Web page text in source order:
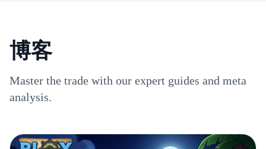
博客
Master the trade with our expert guides and meta
analysis.